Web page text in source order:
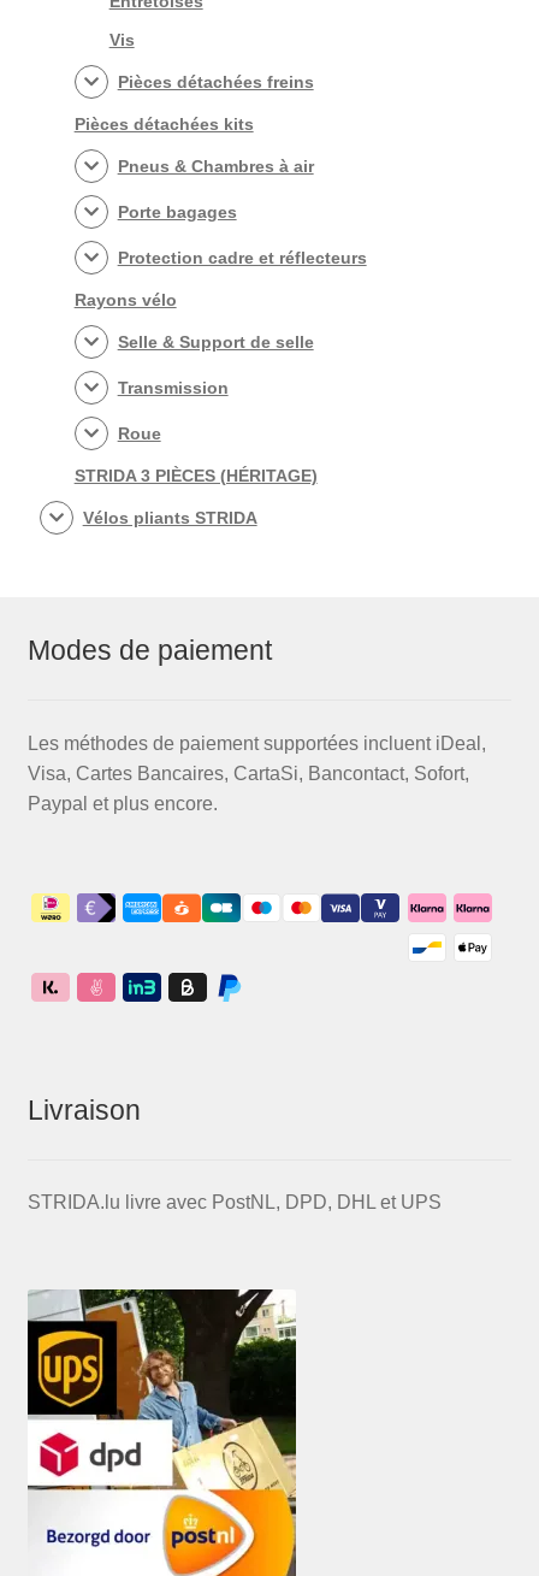
Vis
Pièces détachées freins
Pièces détachées kits
Pneus & Chambres à air
Porte bagages
Protection cadre et réflecteurs
Rayons vélo
Selle & Support de selle
Transmission
Roue
STRIDA 3 PIÈCES (HÉRITAGE)
Vélos pliants STRIDA
Modes de paiement
Les méthodes de paiement supportées incluent iDeal,
Visa, Cartes Bancaires, CartaSi, Bancontact, Sofort,
Paypal et plus encore.
Livraison
STRIDA.lu livre avec PostNL, DPD, DHL et UPS